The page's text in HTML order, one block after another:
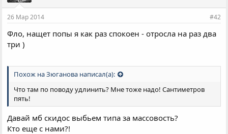
26 Мар 2014 #42
Фло, нащет попы я как раз спокоен - отросла на раз два
три )
Похож на Зюганова написал(а):
Что там по поводу удлинить? Мне тоже надо! Сантиметров
пять!
Давай мб скидос выбьем типа за массовость?
Кто еще с нами?!